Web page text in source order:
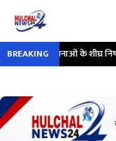
BREAKINGके शीघ्र निष्पादन